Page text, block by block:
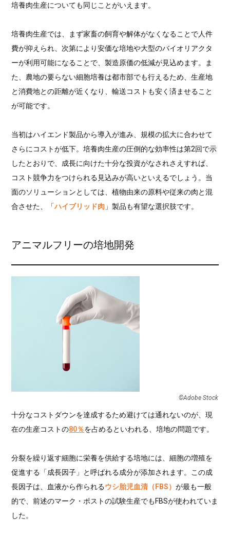
培養肉生産についても同じことがいえます。
培養肉生産では、まず家畜の飼育や解体がなくなることで人件
費が抑えられ、次第により安価な培地や大型のバイオリアクタ
ーが利用可能になることで、製造原価の低減が見込めます。ま
た、農地の要らない細胞培養は都市部でも行えるため、生産地
と消費地との距離が近くなり、輸送コストも安く済ませること
が可能です。
当初はハイエンド製品から導入が進み、規模の拡大に合わせて
さらにコストが低下。培養肉生産の圧倒的な効率性は第2回で示
したとおりで、成長に向けた十分な投資がなされさえすれば、
コスト競争力をつけられる見込みが高いといえるでしょう。当
面のソリューションとしては、植物由来の原料や従来の肉と混
合させた、「ハイブリッド肉 」製品も有望な選択肢です。
アニマルフリーの培地開発
©︎Adobe Stock
十分なコストダウンを達成するため避けては通れないのが、現
在の生産コストの80％を占めるといわれる、培地の問題です。
分裂を繰り返す細胞に栄養を供給する培地には、細胞の増殖を
促進する「成長因子」と呼ばれる成分が添加されます。この成
長因子は、血液から作られるウシ胎児血清（FBS）が最も一般
的で、前述のマーク・ポストの試験生産でもFBSが使われていま
した。